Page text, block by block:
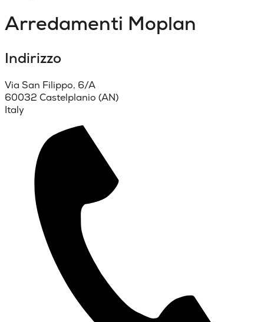
Arredamenti Moplan
Indirizzo
Via San Filippo, 6/A
60032 Castelplanio (AN)
Italy